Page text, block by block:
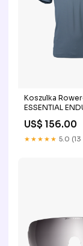
Koszulka
ESSENTIAL
ERP_ROZMIAR:XL
US$ 156.00
★★★★★ 5.0 (13